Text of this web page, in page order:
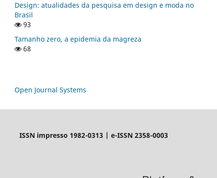
Design: atualidades da pesquisa em design e moda no
Brasil
93
Tamanho zero, a epidemia da magreza
68
Open Journal Systems
ISSN impresso 1982-0313 | e-ISSN 2358-0003